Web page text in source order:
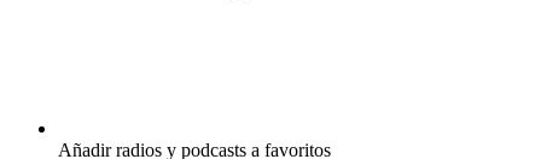
Añadir radios y podcasts a favoritos